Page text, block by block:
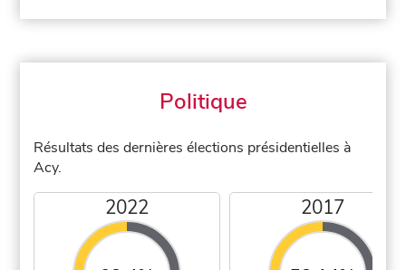
Politique
Résultats des dernières élections présidentielles à
Acy.
2022 2017